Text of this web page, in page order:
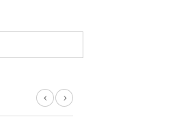
Previous
Next